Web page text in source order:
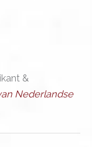
&
Nederlandse